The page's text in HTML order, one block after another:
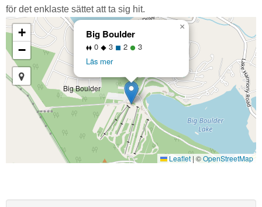
för det enklaste sättet att ta sig hit.
Big Boulder
Big Boulder
0 3 2
3
Läs mer
×
+
−
Leaflet | ©OpenStreetMap